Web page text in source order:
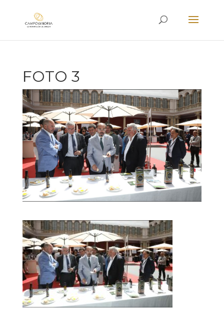
FOTO 3